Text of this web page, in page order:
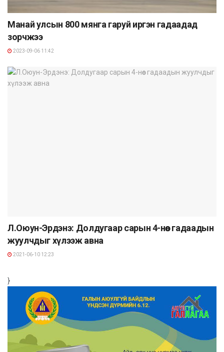
Манай улсын 800 мянга гаруй иргэн гадаадад
зорчжээ
2023-09-06 11:42
​Л.Оюун-Эрдэнэ: Долдугаар сарын 4-нөөс гадаадын
жуулчдыг хүлээж авна
2021-06-10 12:23
}